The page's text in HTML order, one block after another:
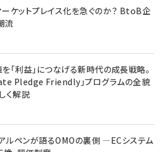
ケットプレイス化を急ぐのか？ BtoB企
流
「利益」につなげる新時代の成長戦略。
Pledge Friendly」プログラムの全貌
く解説
ルペンが語るOMOの裏側 ―ECシステム